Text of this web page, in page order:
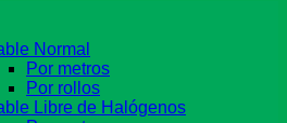
Normal
Por metros
Por rollos
Libre de Halógenos